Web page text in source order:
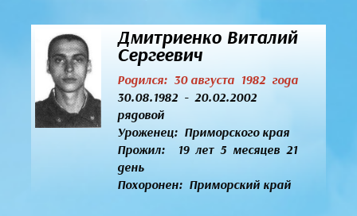
Дмитриенко Виталий
Сергеевич
Родился: 30 августа 1982 года
30.08.1982 - 20.02.2002
рядовой
Уроженец: Приморского края
Прожил: 19 лет 5 месяцев 21
день
Похоронен: Приморский край